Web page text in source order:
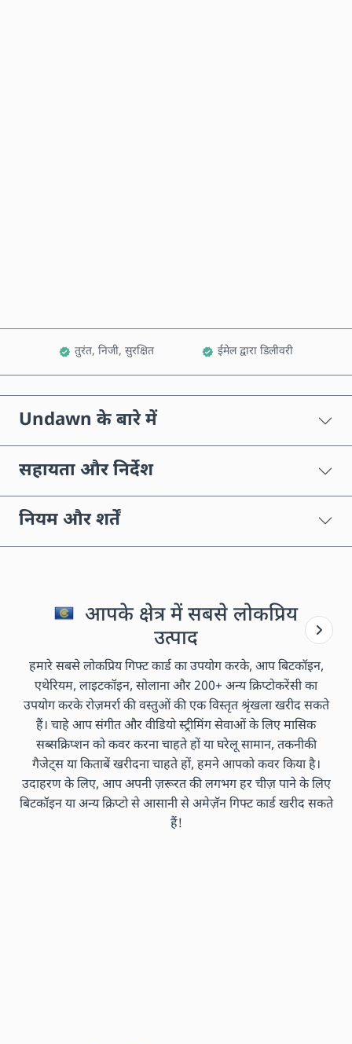
तुरंत, निजी, सुरक्षित ईमेल द्वारा डिलीवरी
Undawn के बारे में
सहायता और निर्देश
नियम और शर्तें
आपके क्षेत्र में सबसे लोकप्रिय
उत्पाद
हमारे सबसे लोकप्रिय गिफ्ट कार्ड का उपयोग करके, आप बिटकॉइन,
एथेरियम, लाइटकॉइन, सोलाना और 200+ अन्य क्रिप्टोकरेंसी का
उपयोग करके रोज़मर्रा की वस्तुओं की एक विस्तृत श्रृंखला खरीद सकते
हैं। चाहे आप संगीत और वीडियो स्ट्रीमिंग सेवाओं के लिए मासिक
सब्सक्रिप्शन को कवर करना चाहते हों या घरेलू सामान, तकनीकी
गैजेट्स या किताबें खरीदना चाहते हों, हमने आपको कवर किया है।
उदाहरण के लिए, आप अपनी ज़रूरत की लगभग हर चीज़ पाने के लिए
बिटकॉइन या अन्य क्रिप्टो से आसानी से अमेज़ॅन गिफ्ट कार्ड खरीद सकते
हैं!